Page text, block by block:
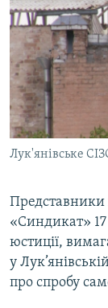
ФОТО
СПЕЦПРОЄКТИ
ПОДКАСТИ
КРИМ РЕАЛІЇ
РУС
КТАТ
ДОЛУЧАЙСЯ!
Лук'янівське
Представники
«Синдикат»
юстиції,
у
про спробу